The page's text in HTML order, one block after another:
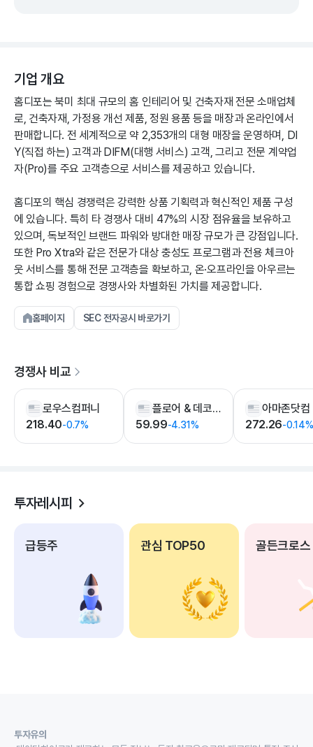
기업 개요
홈디포는 북미 최대 규모의 홈 인테리어 및 건축자재 전문 소매업체
로, 건축자재, 가정용 개선 제품, 정원 용품 등을 매장과 온라인에서
판매합니다. 전 세계적으로 약 2,353개의 대형 매장을 운영하며, DI
Y(직접 하는) 고객과 DIFM(대행 서비스) 고객, 그리고 전문 계약업
자(Pro)를 주요 고객층으로 서비스를 제공하고 있습니다.
홈디포의 핵심 경쟁력은 강력한 상품 기획력과 혁신적인 제품 구성
에 있습니다. 특히 타 경쟁사 대비 47%의 시장 점유율을 보유하고
있으며, 독보적인 브랜드 파워와 방대한 매장 규모가 큰 강점입니다.
또한 Pro Xtra와 같은 전문가 대상 충성도 프로그램과 전용 체크아
웃 서비스를 통해 전문 고객층을 확보하고, 온·오프라인을 아우르는
통합 쇼핑 경험으로 경쟁사와 차별화된 가치를 제공합니다.
홈페이지 SEC 전자공시 바로가기
경쟁사 비교
로우스컴퍼니
218.40-0.7%
플로어 & 데코 홀딩스
59.99-4.31%
아마존닷컴
272.26-0.14%
투자레시피
급등주 관심 TOP50 골든크로스
투자유의